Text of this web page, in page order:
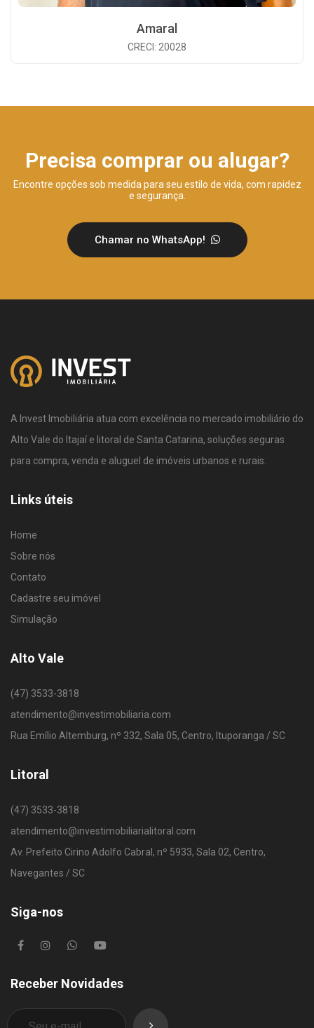
Amaral
CRECI: 20028
Precisa comprar ou alugar?
Encontre opções sob medida para seu estilo de vida, com rapidez
e segurança.
Chamar no WhatsApp!
A Invest Imobiliária atua com excelência no mercado imobiliário do
Alto Vale do Itajaí e litoral de Santa Catarina, soluções seguras
para compra, venda e aluguel de imóveis urbanos e rurais.
Links úteis
Home
Sobre nós
Contato
Cadastre seu imóvel
Simulação
Alto Vale
(47) 3533-3818
atendimento@investimobiliaria.com
Rua Emílio Altemburg, nº 332, Sala 05, Centro, Ituporanga / SC
Litoral
(47) 3533-3818
atendimento@investimobiliarialitoral.com
Av. Prefeito Cirino Adolfo Cabral, nº 5933, Sala 02, Centro,
Navegantes / SC
Siga-nos
Receber Novidades